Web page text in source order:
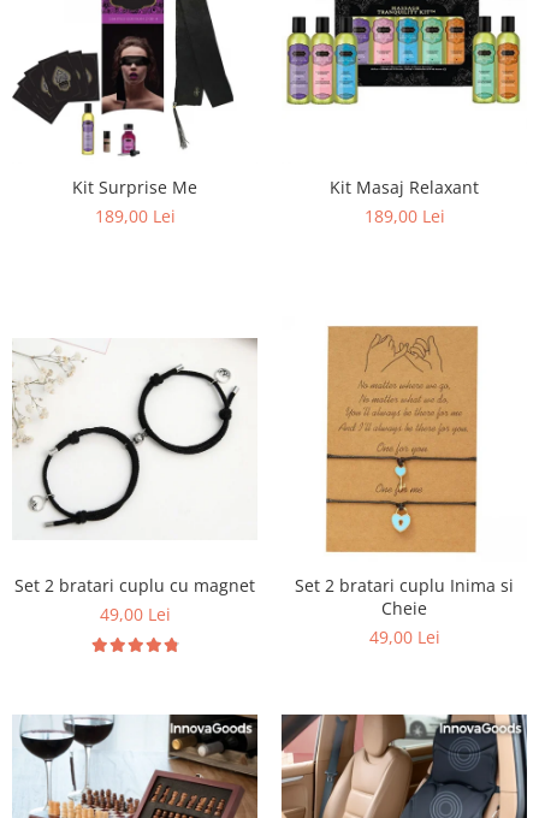
Kit Surprise Me
189,00 Lei
Kit Masaj Relaxant
189,00 Lei
Set 2 bratari cuplu cu magnet
49,00 Lei
Set 2 bratari cuplu Inima si
Cheie
49,00 Lei